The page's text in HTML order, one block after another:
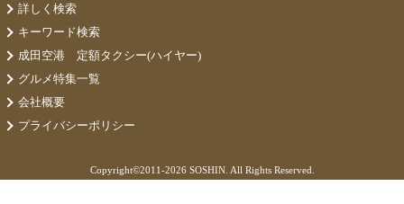
詳しく検索
キーワード検索
成田空港 定額タクシー(ハイヤー)
グルメ特集一覧
会社概要
プライバシーポリシー
Copyright©2011-2026 SOSHIN. All Rights Reserved.